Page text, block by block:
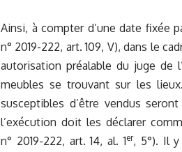
Ainsi, à compter d’une date fixée
n° 2019-222, art. 109, V), dans le
autorisation préalable du juge de
meubles se trouvant sur les
susceptibles d’être vendus seront
l’exécution doit les déclarer
n° 2019-222, art. 14, al. 1er, 5°). Il